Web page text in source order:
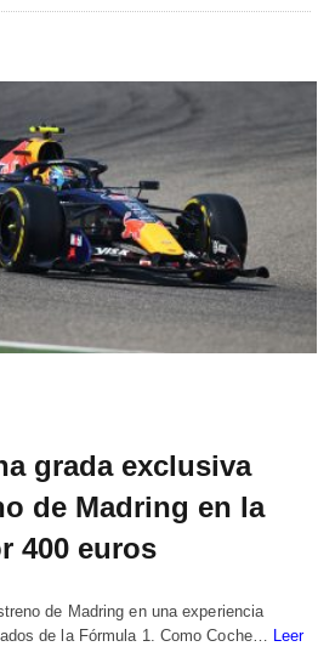
grada exclusiva
de Madring en la
400 euros
de Madring en una experiencia
de la Fórmula 1. Como Coche… Leer